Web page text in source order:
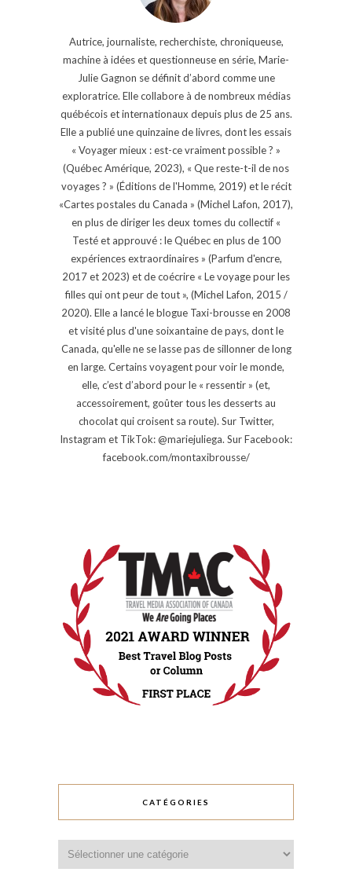
Autrice, journaliste, recherchiste, chroniqueuse,
machine à idées et questionneuse en série, Marie-
Julie Gagnon se définit d’abord comme une
exploratrice. Elle collabore à de nombreux médias
québécois et internationaux depuis plus de 25 ans.
Elle a publié une quinzaine de livres, dont les essais
« Voyager mieux : est-ce vraiment possible ? »
(Québec Amérique, 2023), « Que reste-t-il de nos
voyages ? » (Éditions de l'Homme, 2019) et le récit
«Cartes postales du Canada » (Michel Lafon, 2017),
en plus de diriger les deux tomes du collectif «
Testé et approuvé : le Québec en plus de 100
expériences extraordinaires » (Parfum d'encre,
2017 et 2023) et de coécrire « Le voyage pour les
filles qui ont peur de tout », (Michel Lafon, 2015 /
2020). Elle a lancé le blogue Taxi-brousse en 2008
et visité plus d'une soixantaine de pays, dont le
Canada, qu'elle ne se lasse pas de sillonner de long
en large. Certains voyagent pour voir le monde,
elle, c’est d’abord pour le « ressentir » (et,
accessoirement, goûter tous les desserts au
chocolat qui croisent sa route). Sur Twitter,
Instagram et TikTok: @mariejuliega. Sur Facebook:
facebook.com/montaxibrousse/
CATÉGORIES